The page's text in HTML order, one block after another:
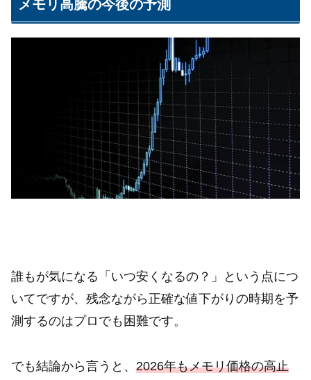
メモリ高騰の今後の予測
誰もが気になる「いつ安くなるの？」という点につ
いてですが、残念ながら正確な値下がりの時期を予
測するのはプロでも困難です。
でも結論から言うと、 2026年もメモリ価格の高止